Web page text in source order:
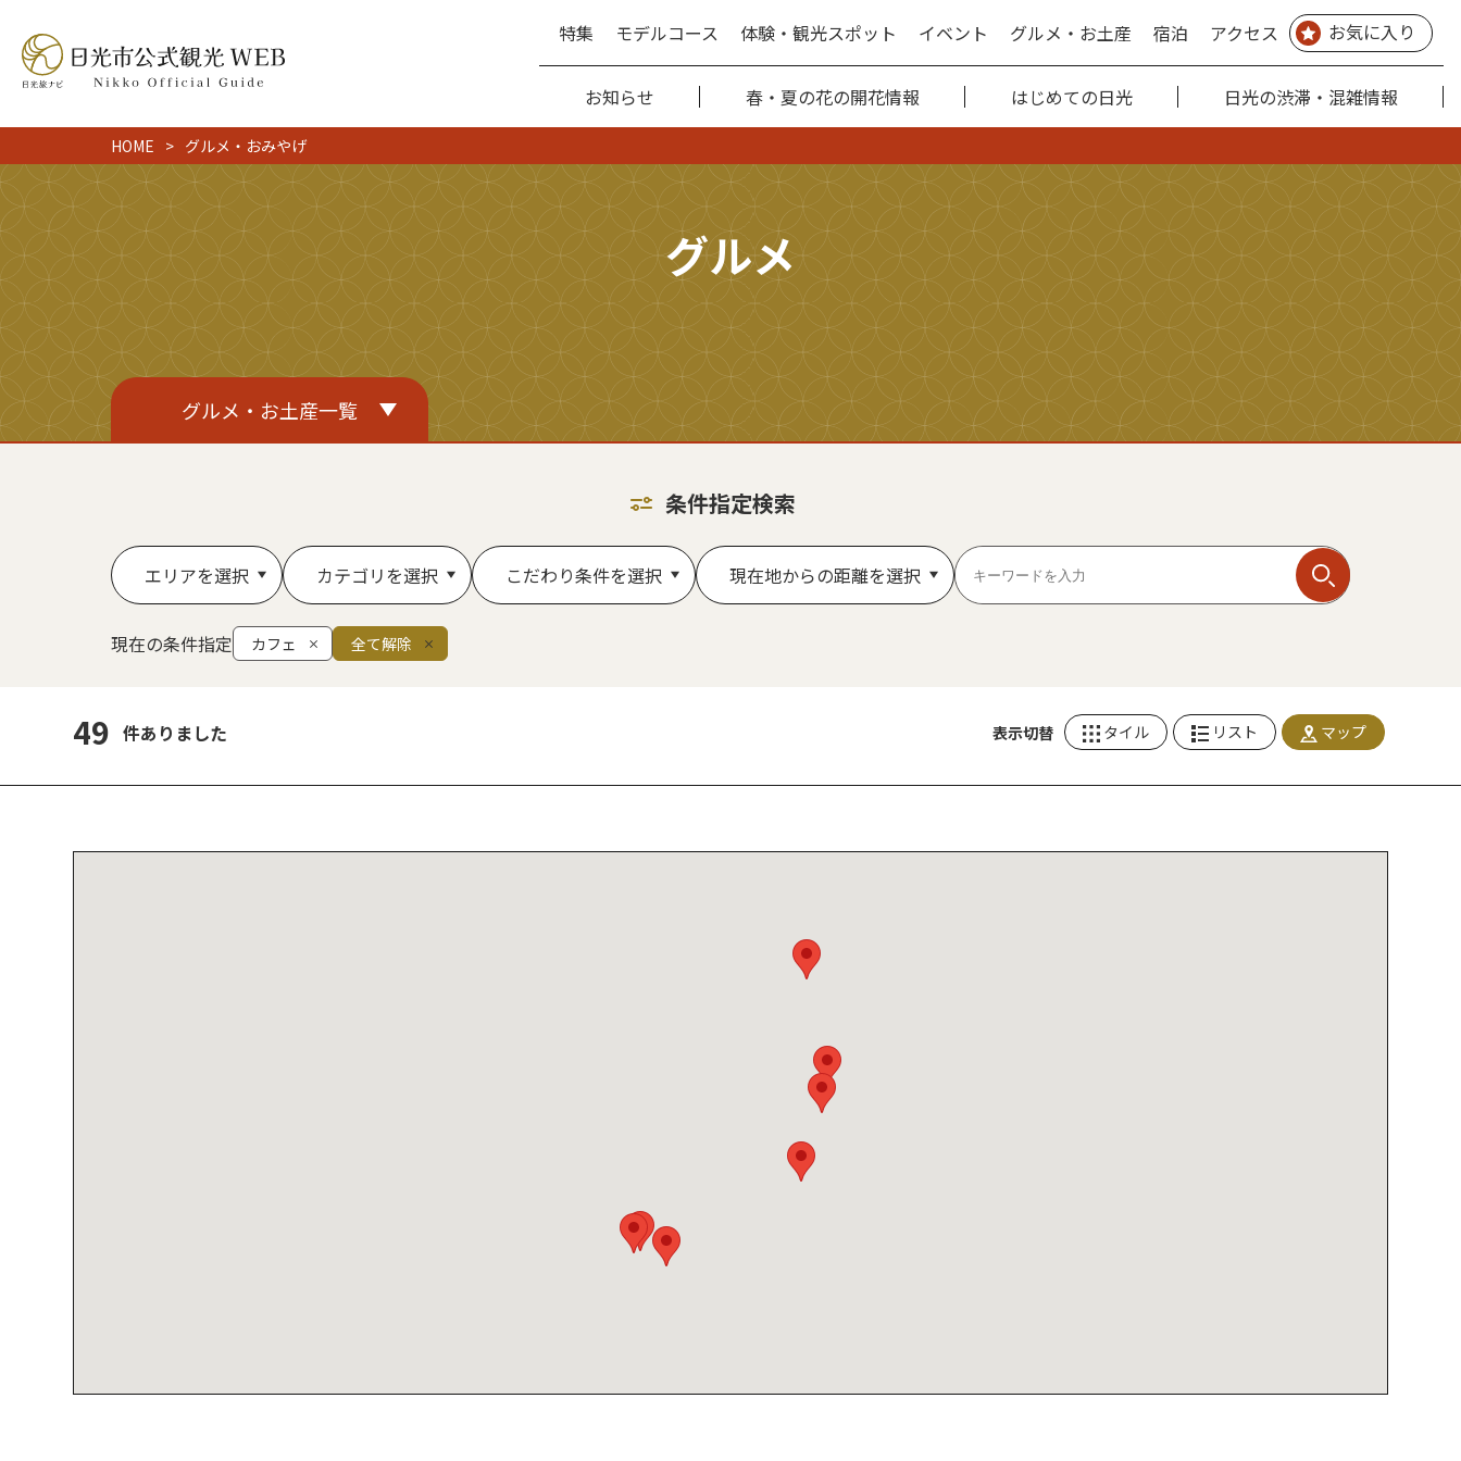
特集 モデルコース 体験・観光スポット イベント グルメ・お土産 宿泊 アクセス お気に入り
お知らせ 春・夏の花の開花情報 はじめての日光 日光の渋滞・混雑情報
HOME グルメ・おみやげ
グルメ
グルメ・お土産一覧
条件指定検索
エリアを選択 カテゴリを選択 こだわり条件を選択 現在地からの距離を選択
現在の条件指定 カフェ 全て解除
49 件ありました 表示切替 タイル リスト マップ